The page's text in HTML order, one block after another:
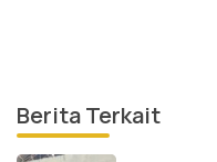
Berita Terkait